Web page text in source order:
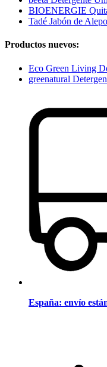
BIOENERGIE
Tadé Jabón de
Productos nuevos:
Eco Green Living
greenatural
España: envío